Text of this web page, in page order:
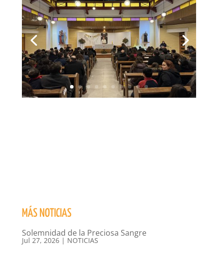
MÁS NOTICIAS
Solemnidad de la Preciosa Sangre
Jul 27, 2026| NOTICIAS